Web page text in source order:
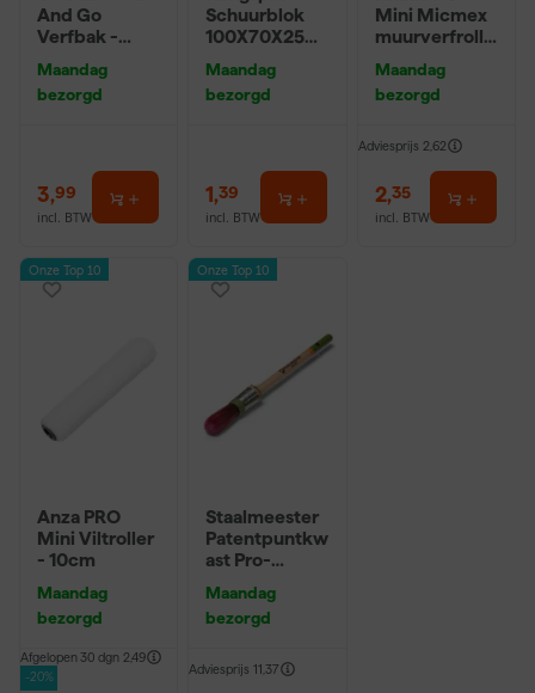
And Go
Verfbak -
0,5L + 5
Inzetbakken
Maandag
bezorgd
3,99
incl. BTW
Schuurblok
100X70X25m
P220
Maandag
bezorgd
1,39
incl. BTW
Mini Micmex
muurverfrolle
Maandag
bezorgd
Adviesprijs 2,62
2,35
incl. BTW
Onze Top 10
Anza PRO
Mini Viltroller
- 10cm
Maandag
bezorgd
Afgelopen 30 dgn 2,49
-20%
Onze Top 10
Staalmeester
Patentpuntkw
ast Pro-
10 (2cm)
Maandag
bezorgd
Adviesprijs 11,37